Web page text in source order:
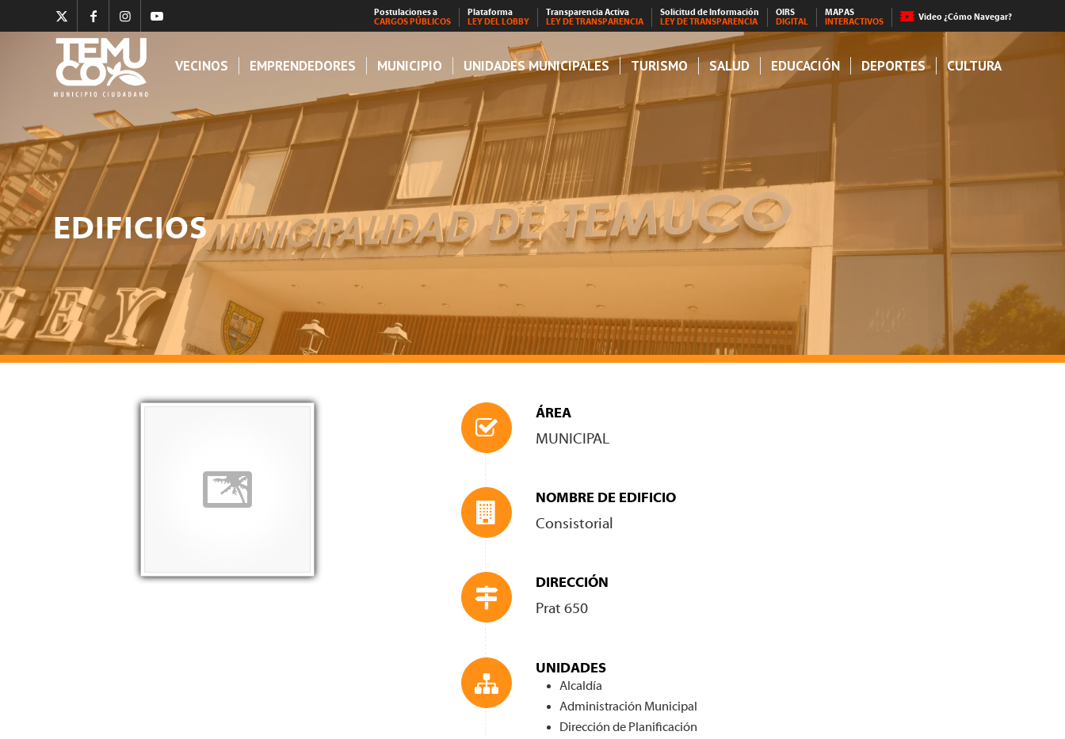
Postulaciones a
CARGOS PÚBLICOS
Plataforma
LEY DEL LOBBY
Transparencia Activa
LEY DE TRANSPARENCIA
Solicitud de Información
LEY DE TRANSPARENCIA
OIRS
DIGITAL
MAPAS
INTERACTIVOS
Video ¿Cómo Navegar?
VECINOS EMPRENDEDORES MUNICIPIO UNIDADES MUNICIPALES TURISMO SALUD EDUCACIÓN DEPORTES CULTURA
EDIFICIOS
Consistorial
Pronto!
ÁREA
MUNICIPAL
NOMBRE DE EDIFICIO
Consistorial
DIRECCIÓN
Prat 650
UNIDADES
Alcaldía
Administración Municipal
Dirección de Planificación